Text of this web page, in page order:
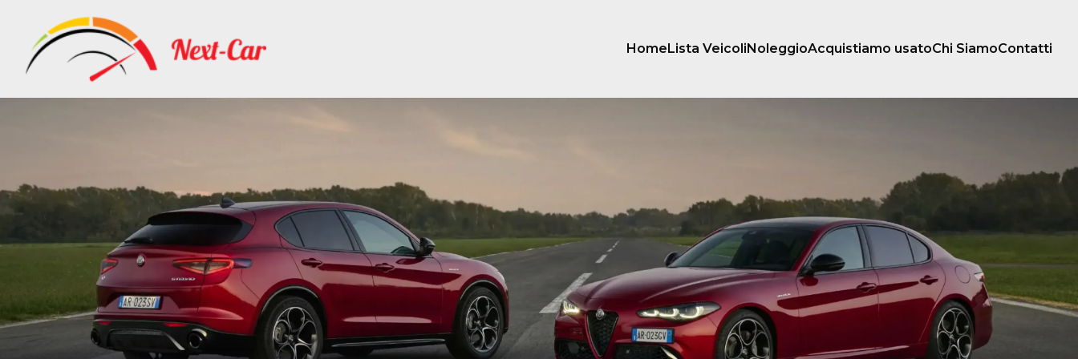
HomeLista VeicoliNoleggioAcquistiamo usatoChi SiamoContatti